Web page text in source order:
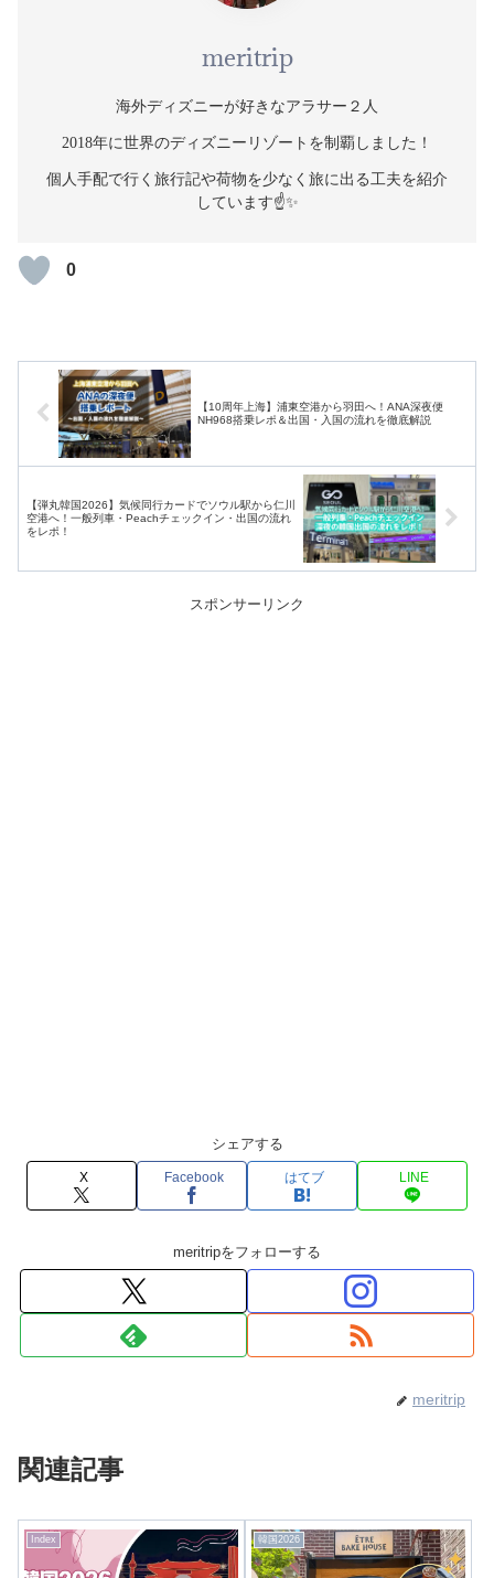
meritrip
海外ディズニーが好きなアラサー２人
2018年に世界のディズニーリゾートを制覇しました！
個人手配で行く旅行記や荷物を少なく旅に出る工夫を紹介
しています☝️✨
0
【10周年上海】浦東空港から羽田へ！ANA深夜便
NH968搭乗レポ＆出国・入国の流れを徹底解説
【弾丸韓国2026】気候同行カードでソウル駅から仁川
空港へ！一般列車・Peachチェックイン・出国の流れ
をレポ！
スポンサーリンク
シェアする
X Facebook はてブ LINE
meritripをフォローする
meritrip
関連記事
Index 韓国2026